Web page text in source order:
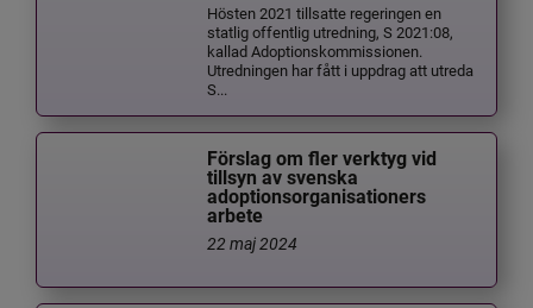
Hösten 2021 tillsatte regeringen en
statlig offentlig utredning, S 2021:08,
kallad Adoptionskommissionen.
Utredningen har fått i uppdrag att utreda
S...
Förslag om fler verktyg vid
tillsyn av svenska
adoptionsorganisationers
arbete
22 maj 2024